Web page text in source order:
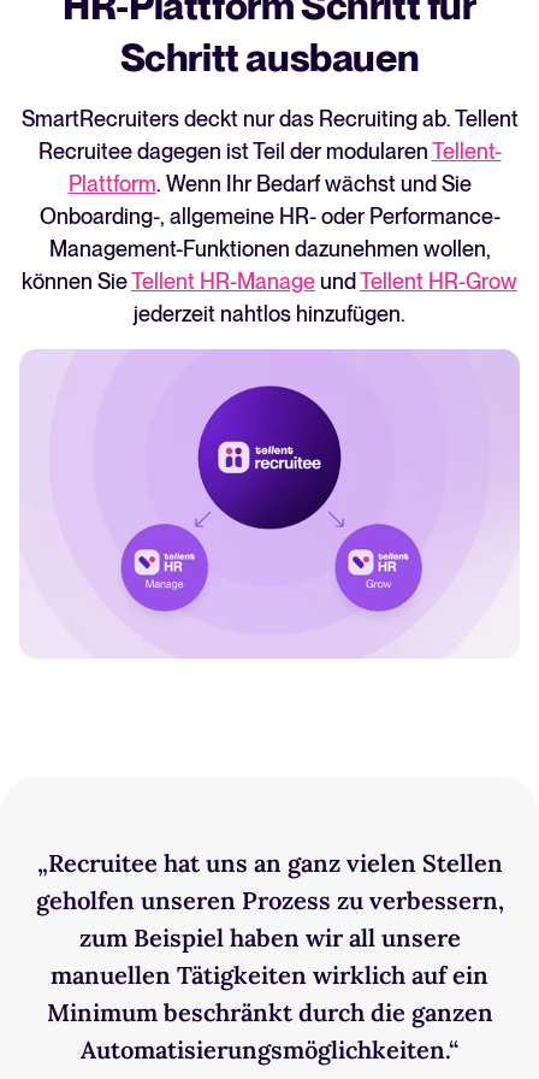
Blenden Sie Kandidat*innen je nach
Prozessphase automatisch für relevante
Stakeholder*innen ein bzw. aus.
Probleme werden schnell und einfach
geklärt.
Links zum Buchen von Interview-Terminen
verschicken und während des gesamten
Plattform heraus mit Kandidat*innen
kommunizieren.
Schritt ausbauen
SmartRecruiters deckt nur das Recruiting ab. Tellent
Recruitee dagegen ist Teil der modularenTellent-
Plattform. Wenn Ihr Bedarf wächst und Sie
Onboarding-, allgemeine HR- oder Performance-
Management-Funktionen dazunehmen wollen,
können SieTellent HR-Manage und Tellent HR-Grow
jederzeit nahtlos hinzufügen.
„Recruitee hat uns an ganz vielen Stellen
geholfen unseren Prozess zu verbessern,
zum Beispiel haben wir all unsere
manuellen Tätigkeiten wirklich auf ein
Minimum beschränkt durch die ganzen
Automatisierungsmöglichkeiten.“